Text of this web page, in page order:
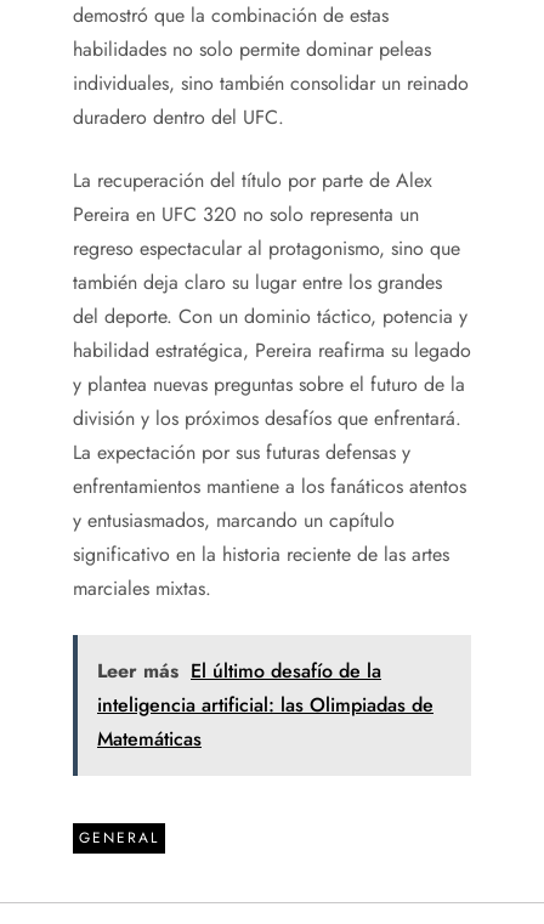
demostró que la combinación de estas
habilidades no solo permite dominar peleas
individuales, sino también consolidar un reinado
duradero dentro del UFC.
La recuperación del título por parte de Alex
Pereira en UFC 320 no solo representa un
regreso espectacular al protagonismo, sino que
también deja claro su lugar entre los grandes
del deporte. Con un dominio táctico, potencia y
habilidad estratégica, Pereira reafirma su legado
y plantea nuevas preguntas sobre el futuro de la
división y los próximos desafíos que enfrentará.
La expectación por sus futuras defensas y
enfrentamientos mantiene a los fanáticos atentos
y entusiasmados, marcando un capítulo
significativo en la historia reciente de las artes
marciales mixtas.
Leer más El último desafío de la
inteligencia artificial: las Olimpiadas de
Matemáticas
GENERAL